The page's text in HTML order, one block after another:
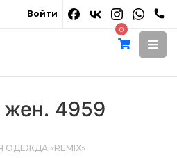
Войти
0
жен. 4959
ОДЕЖДА «REMIX»